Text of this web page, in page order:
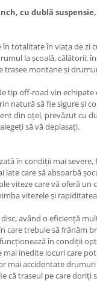
cu dublă suspensie,
totalitate în viața de zi
la școală, călătorii,
trasee montane și
tip off-road vin echipate
natură să fie sigure și
din oțel, prevăzut cu
să vă deplasați.
în condiții mai
care să absoarbă
viteze care vă oferă un
vitezele și
având o eficiență
trebuie să frânăm
în condiții
inedite locuri care
mai accidentate
că traseul pe care doriți